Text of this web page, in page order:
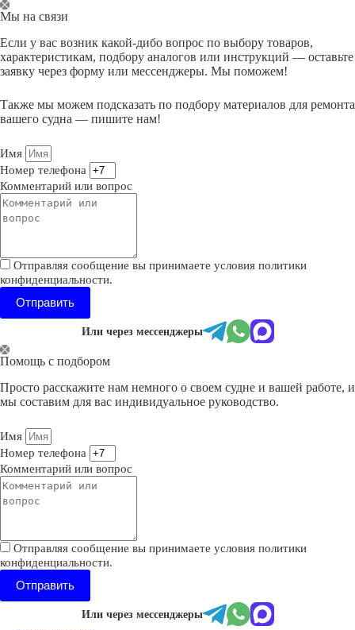
Перейти
к
Мы на связи
Если у вас возник какой-дибо вопрос по выбору товаров,
характеристикам, подбору аналогов или инструкций — оставьте
заявку через форму или мессенджеры. Мы поможем!
Также мы можем подсказать по подбору материалов для ремонта
вашего судна — пишите нам!
Имя
Номер телефона
Комментарий или вопрос
Отправляя сообщение вы принимаете условия политики
конфиденциальности.
Отправить
Или через мессенджеры
Помощь с подбором
Просто расскажите нам немного о своем судне и вашей работе, и
мы составим для вас индивидуальное руководство.
Имя
Номер телефона
Комментарий или вопрос
Отправляя сообщение вы принимаете условия политики
конфиденциальности.
Отправить
Или через мессенджеры